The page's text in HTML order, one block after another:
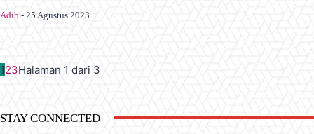
Adib - 25 Agustus 2023
123Halaman 1 dari 3
STAY CONNECTED